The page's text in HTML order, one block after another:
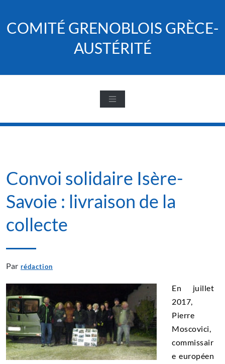
content
COMITÉ GRENOBLOIS GRÈCE-
AUSTÉRITÉ
Convoi solidaire Isère-
Savoie : livraison de la
collecte
Par rédaction
En juillet
2017,
Pierre
Moscovici,
commissair
e européen